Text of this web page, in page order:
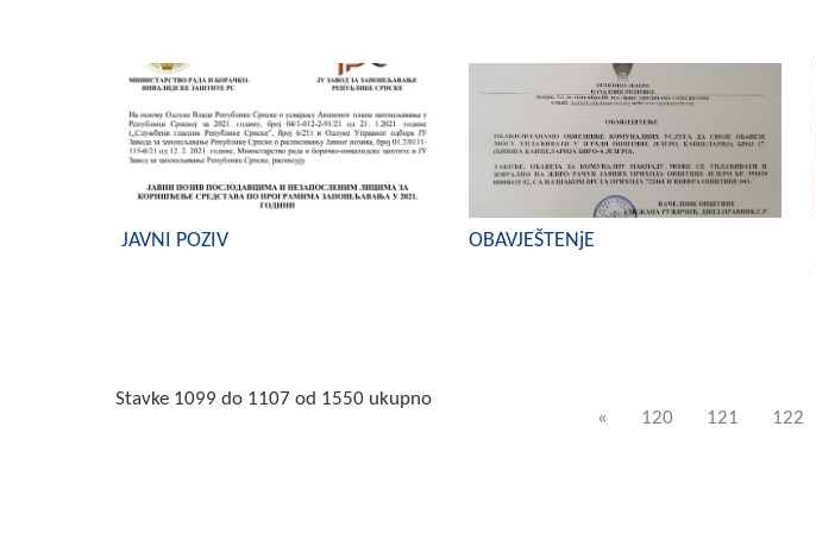
JAVNI POZIV OBAVJEŠTENjE
« 120 121 122
Stavke 1099 do 1107 od 1550 ukupno